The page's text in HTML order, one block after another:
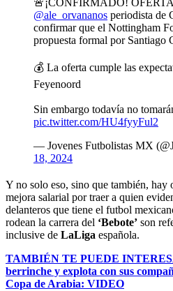
🚨¡CONFIRMADO!
@ale_orvananos periodista de
confirmar que el Nottingham
propuesta formal por Santiago
💰 La oferta cumple las
Feyenoord
Sin embargo todavía no
pic.twitter.com/HU4fyyFul2
— Jovenes Futbolistas MX
18, 2024
Y no solo eso, sino que también, hay
mejora salarial por traer a quien
delanteros que tiene el futbol
rodean la carrera del ‘Bebote’ son
inclusive de LaLiga española.
TAMBIÉN TE PUEDE
berrinche y explota con sus
Copa de Arabia: VIDEO